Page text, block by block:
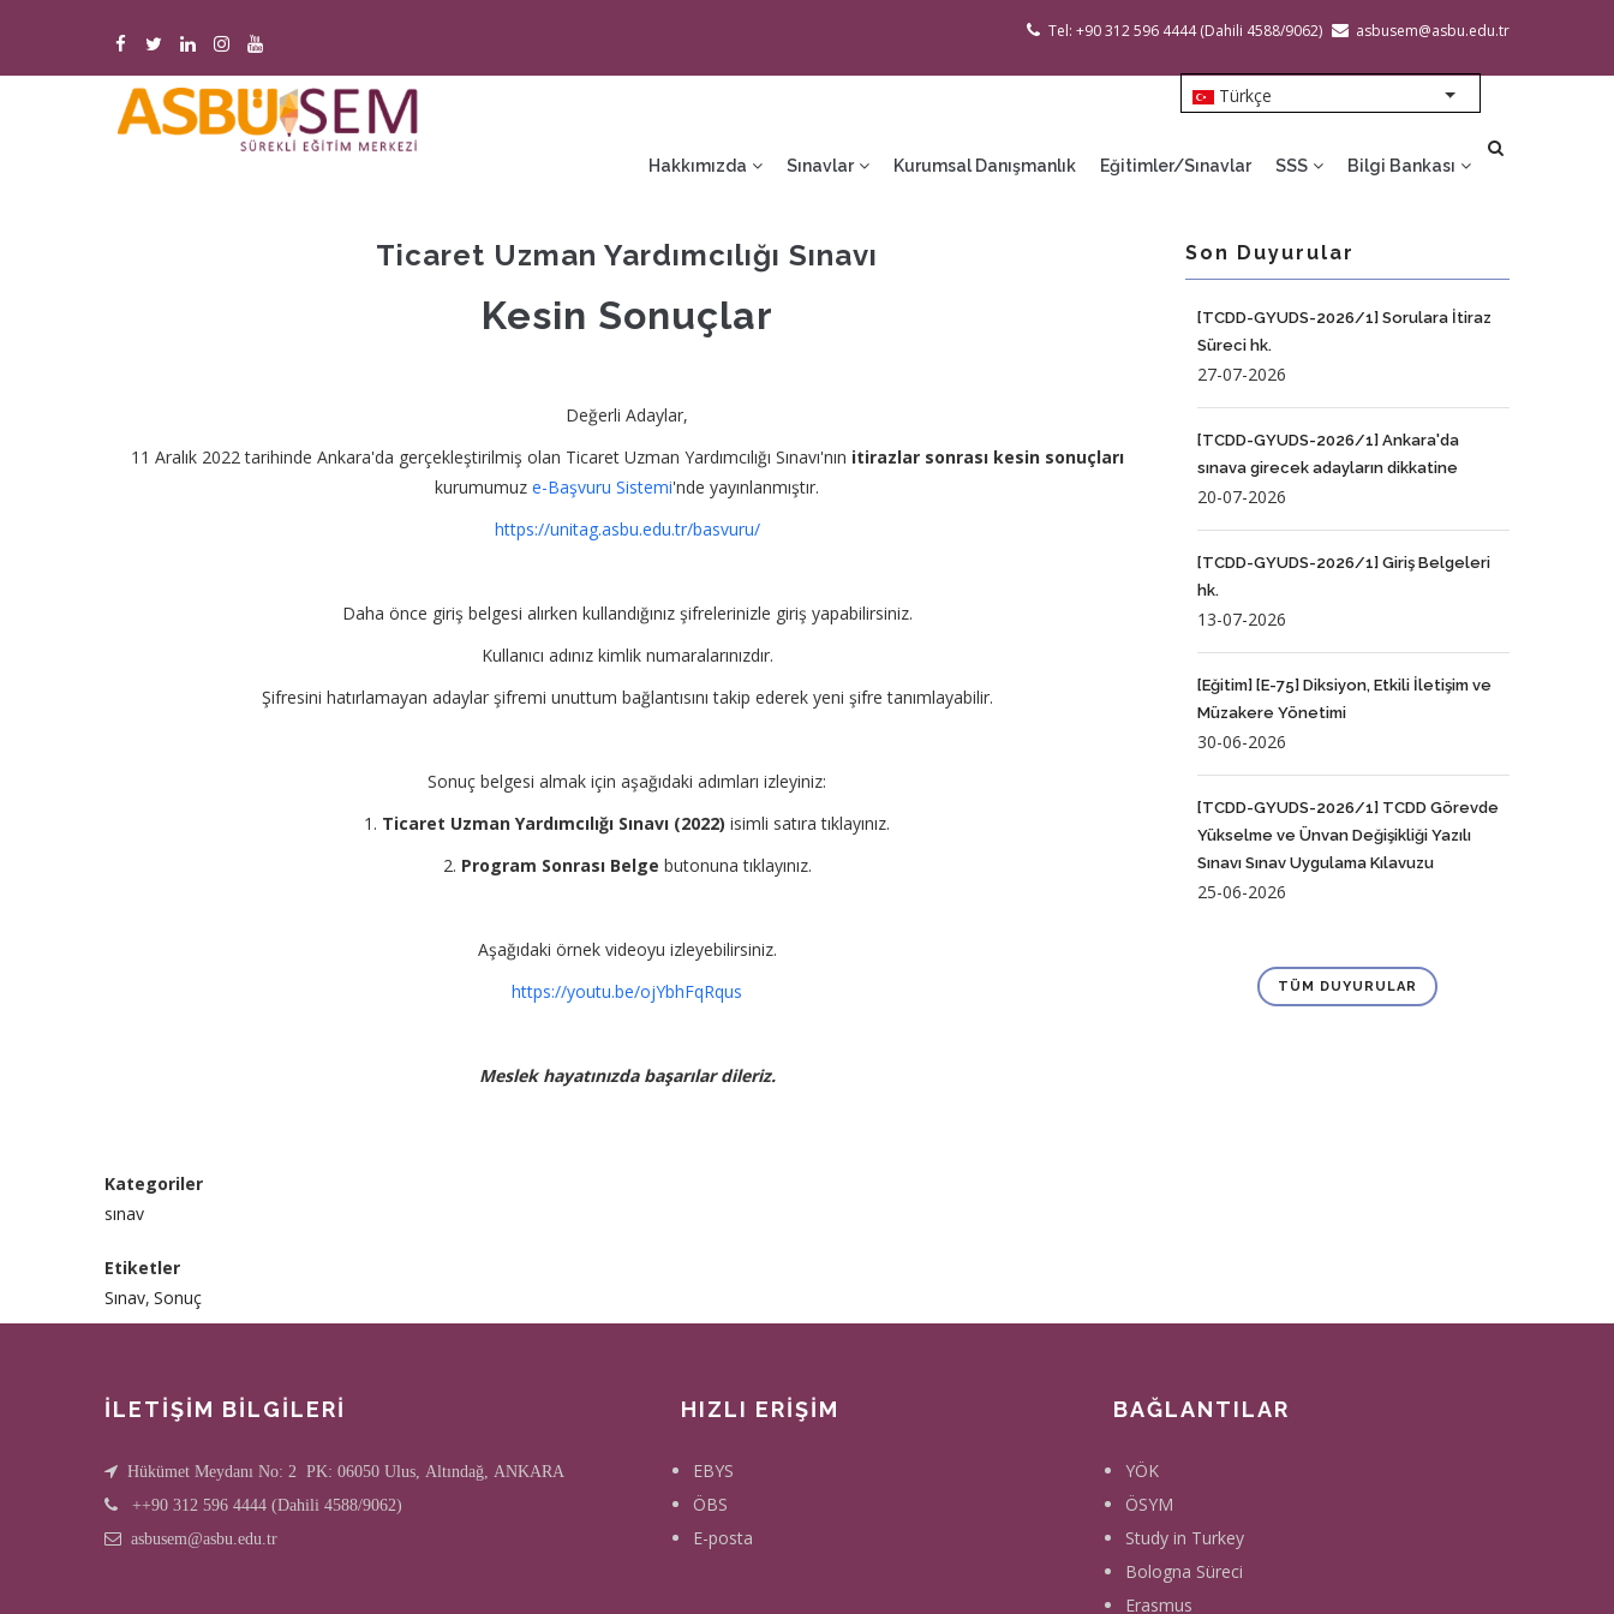
atla
Tel: +90 312 596 4444 (Dahili 4588/9062) asbusem@asbu.edu.tr
Türkçe
List additional
Hakkımızda Sınavlar Kurumsal Danışmanlık Eğitimler/Sınavlar SSS Bilgi Bankası
Ticaret Uzman Yardımcılığı Sınavı
Kesin Sonuçlar
Değerli Adaylar,
11 Aralık 2022 tarihinde Ankara'da gerçekleştirilmiş olan Ticaret Uzman Yardımcılığı Sınavı'nın itirazlar sonrası kesin sonuçları
kurumumuz e-Başvuru Sistemi'nde yayınlanmıştır.
https://unitag.asbu.edu.tr/basvuru/
Daha önce giriş belgesi alırken kullandığınız şifrelerinizle giriş yapabilirsiniz.
Kullanıcı adınız kimlik numaralarınızdır.
Şifresini hatırlamayan adaylar şifremi unuttum bağlantısını takip ederek yeni şifre tanımlayabilir.
Sonuç belgesi almak için aşağıdaki adımları izleyiniz:
1. Ticaret Uzman Yardımcılığı Sınavı (2022) isimli satıra tıklayınız.
2. Program Sonrası Belge butonuna tıklayınız.
Aşağıdaki örnek videoyu izleyebilirsiniz.
https://youtu.be/ojYbhFqRqus
Meslek hayatınızda başarılar dileriz.
Kategoriler
sınav
Etiketler
Sınav Sonuç
Son Duyurular
[TCDD-GYUDS-2026/1] Sorulara İtiraz
Süreci hk.
27-07-2026
[TCDD-GYUDS-2026/1] Ankara'da
sınava girecek adayların dikkatine
20-07-2026
[TCDD-GYUDS-2026/1] Giriş Belgeleri
hk.
13-07-2026
[Eğitim] [E-75] Diksiyon, Etkili İletişim ve
Müzakere Yönetimi
30-06-2026
[TCDD-GYUDS-2026/1] TCDD Görevde
Yükselme ve Ünvan Değişikliği Yazılı
Sınavı Sınav Uygulama Kılavuzu
25-06-2026
TÜM DUYURULAR
İLETİŞİM BİLGİLERİ
Hükümet Meydanı No: 2 PK: 06050 Ulus, Altındağ, ANKARA
++90 312 596 4444 (Dahili 4588/9062)
asbusem@asbu.edu.tr
HIZLI ERİŞİM
EBYS
ÖBS
E-posta
BAĞLANTILAR
YÖK
ÖSYM
Study in Turkey
Bologna Süreci
Erasmus